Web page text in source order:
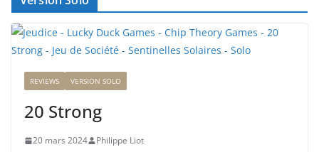
REVIEWS VERSION SOLO
20 Strong
20 mars 2024 Philippe Liot